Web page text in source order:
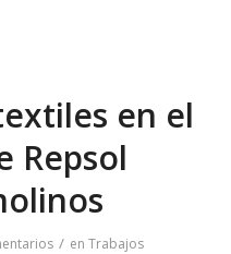
en el
Repsol
/ en Trabajos